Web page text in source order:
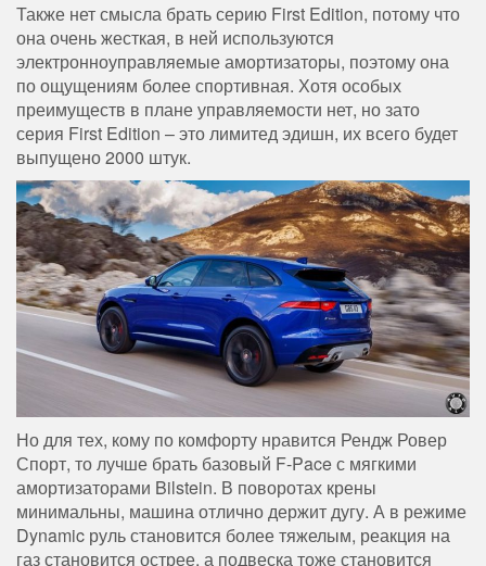
Также нет смысла брать серию First Edition, потому что
она очень жесткая, в ней используются
электронноуправляемые амортизаторы, поэтому она
по ощущениям более спортивная. Хотя особых
преимуществ в плане управляемости нет, но зато
серия First Edition – это лимитед эдишн, их всего будет
выпущено 2000 штук.
Но для тех, кому по комфорту нравится Рендж Ровер
Спорт, то лучше брать базовый F-Pace с мягкими
амортизаторами Bilstein. В поворотах крены
минимальны, машина отлично держит дугу. А в режиме
Dynamic руль становится более тяжелым, реакция на
газ становится острее, а подвеска тоже становится